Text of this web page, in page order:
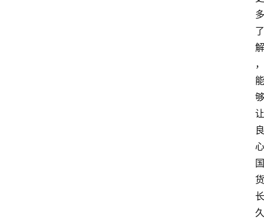
多
了
解
，
能
够
让
良
心
国
货
长
久